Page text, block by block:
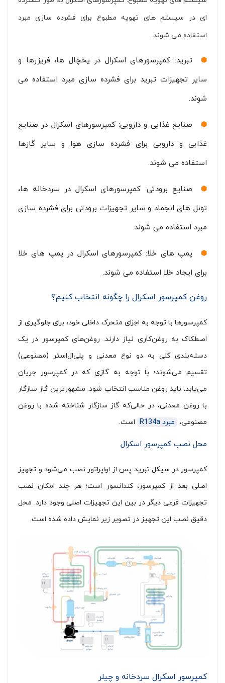
ای در سیستم های تهویه مطبوع برای فشرده سازی مبرد
استفاده می شوند.
تبرید: کمپرسورهای اسکرال در یخچال ها، فریزرها و
سایر تجهیزات تبرید برای فشرده سازی مبرد استفاده می
شوند.
صنایع غذایی و دارویی: کمپرسورهای اسکرال در صنایع
غذایی و دارویی برای فشرده سازی هوا و سایر گازها
استفاده می شوند.
صنایع برودتی: کمپرسورهای اسکرال در سردخانه ها،
تونل های انجماد و سایر تجهیزات برودتی برای فشرده سازی
مبرد استفاده می شوند.
پمپ های خلا: کمپرسورهای اسکرال در پمپ های خلا
برای ایجاد خلا استفاده می شوند.
روغن کمپرسور اسکرال را چگونه انتخاب کنیم؟
کمپرسورها با توجه به اجزای متحرک داخلی خود، برای جلوگیری از
اصطکاک به روغن‌کاری نیاز دارند. روغن‌های کمپرسور در یک
دسته‌بندی کلی به دو نوع معدنی و پلی‌ال‌استر (مصنوعی)
تقسیم می‌شوند؛ با توجه به گازی که در کمپرسور جریان
می‌یابد، باید روغن مناسب انتخاب شود. مشهورترین گاز سازگار
با روغن معدنی، در حالی‌که گاز سازگار شناخته شده با روغن
مصنوعی، مبرد R134a است.
محل نصب کمپرسور ‌اسکرال
کمپرسور در سیکل تبرید پس از اواپراتور نصب می‌شود و تجهیز
اصلی بعد از کمپرسور، کندانسور است؛ هر چند امکان نصب
تجهیزات فرعی دیگر در بین این تجهیزات اصلی وجود دارد. محل
دقیق نصب این تجهیز در تصویر زیر نمایش داده شده است.
کمپرسور اسکرال سردخانه و چیلر